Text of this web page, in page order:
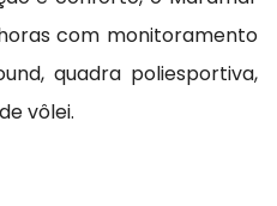
com monitoramento
quadra poliesportiva,
vôlei.